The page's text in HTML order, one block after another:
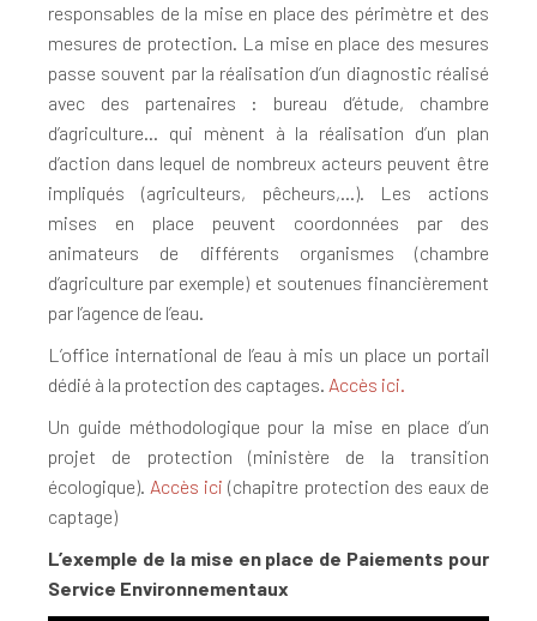
responsables de la mise en place des périmètre et des
mesures de protection. La mise en place des mesures
passe souvent par la réalisation d’un diagnostic réalisé
avec des partenaires : bureau d’étude, chambre
d’agriculture… qui mènent à la réalisation d’un plan
d’action dans lequel de nombreux acteurs peuvent être
impliqués (agriculteurs, pêcheurs,…). Les actions
mises en place peuvent coordonnées par des
animateurs de différents organismes (chambre
d’agriculture par exemple) et soutenues financièrement
par l’agence de l’eau.
L’office international de l’eau à mis un place un portail
dédié à la protection des captages. Accès ici.
Un guide méthodologique pour la mise en place d’un
projet de protection (ministère de la transition
écologique). Accès ici (chapitre protection des eaux de
captage)
L’exemple de la mise en place de Paiements pour
Service Environnementaux